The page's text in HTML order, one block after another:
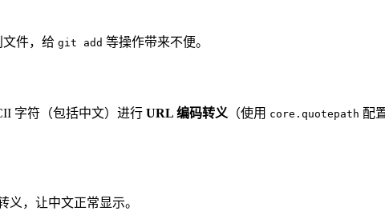
件，给 git add 等操作带来不便。
字符（包括中文）进行 URL 编码转义 （使用 core.quotepath 配
，让中文正常显示。